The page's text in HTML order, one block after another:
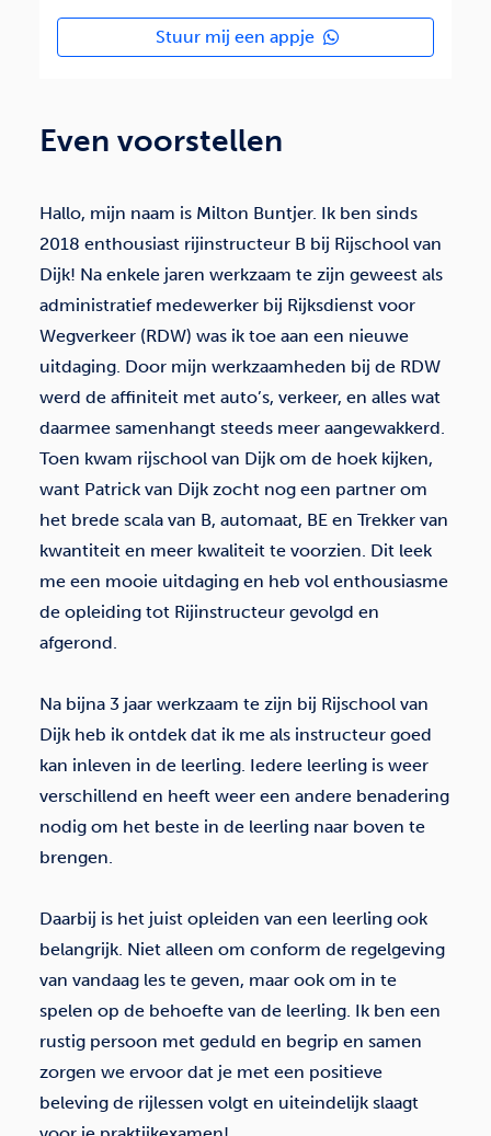
Stuur mij een appje
Even voorstellen
Hallo, mijn naam is Milton Buntjer. Ik ben sinds
2018 enthousiast rijinstructeur B bij Rijschool van
Dijk! Na enkele jaren werkzaam te zijn geweest als
administratief medewerker bij Rijksdienst voor
Wegverkeer (RDW) was ik toe aan een nieuwe
uitdaging. Door mijn werkzaamheden bij de RDW
werd de affiniteit met auto’s, verkeer, en alles wat
daarmee samenhangt steeds meer aangewakkerd.
Toen kwam rijschool van Dijk om de hoek kijken,
want Patrick van Dijk zocht nog een partner om
het brede scala van B, automaat, BE en Trekker van
kwantiteit en meer kwaliteit te voorzien. Dit leek
me een mooie uitdaging en heb vol enthousiasme
de opleiding tot Rijinstructeur gevolgd en
afgerond.
Na bijna 3 jaar werkzaam te zijn bij Rijschool van
Dijk heb ik ontdek dat ik me als instructeur goed
kan inleven in de leerling. Iedere leerling is weer
verschillend en heeft weer een andere benadering
nodig om het beste in de leerling naar boven te
brengen.
Daarbij is het juist opleiden van een leerling ook
belangrijk. Niet alleen om conform de regelgeving
van vandaag les te geven, maar ook om in te
spelen op de behoefte van de leerling. Ik ben een
rustig persoon met geduld en begrip en samen
zorgen we ervoor dat je met een positieve
beleving de rijlessen volgt en uiteindelijk slaagt